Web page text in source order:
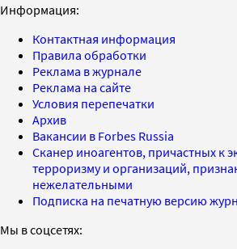
Информация:
Контактная информация
Правила обработки
Реклама в журнале
Реклама на сайте
Условия перепечатки
Архив
Вакансии в Forbes Russia
Сканер иноагентов, причастных к
терроризму и организаций,
нежелательными
Подписка на печатную версию
Мы в соцсетях: